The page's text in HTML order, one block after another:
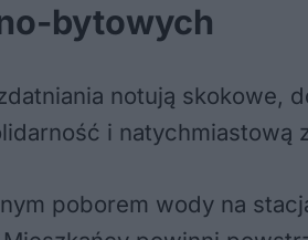
bytowych
notują skokowe,
i natychmiastową
poborem wody na